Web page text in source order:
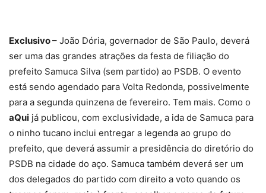
Arena –
O prefeito Samuca Silva quer contar com a
presença do governador Wilson Witzel na inauguração da
Arena Olímpica, localizada na Voldac, ao lado do 28º
Batalhão da Polícia Militar. Se a agenda de Witzel permitir,
a festa será no dia 9 de fevereiro.
Vale lembrar que a Arena já foi ‘inaugurada’, mesmo sem